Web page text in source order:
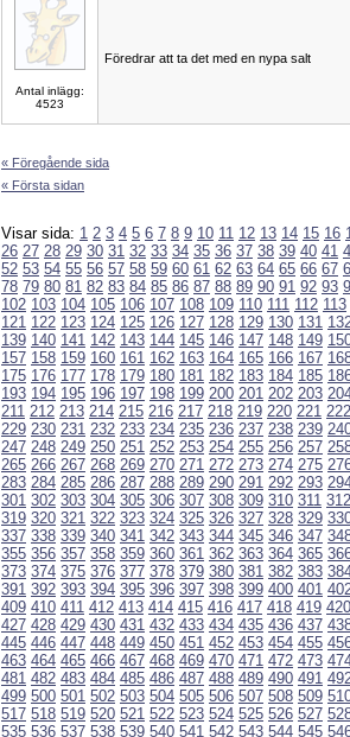
Antal inlägg:
4523
Föredrar att ta det med en nypa salt
« Föregående sida
« Första sidan
Visar sida: 1 2 3 4 5 6 7 8 9 10 11 12 13 14 15 16
26 27 28 29 30 31 32 33 34 35 36 37 38 39 40 41
52 53 54 55 56 57 58 59 60 61 62 63 64 65 66 67
78 79 80 81 82 83 84 85 86 87 88 89 90 91 92 93
102 103 104 105 106 107 108 109 110 111 112 113
121 122 123 124 125 126 127 128 129 130 131
139 140 141 142 143 144 145 146 147 148 149
157 158 159 160 161 162 163 164 165 166 167
175 176 177 178 179 180 181 182 183 184 185
193 194 195 196 197 198 199 200 201 202 203
211 212 213 214 215 216 217 218 219 220 221 222
229 230 231 232 233 234 235 236 237 238 239
247 248 249 250 251 252 253 254 255 256 257
265 266 267 268 269 270 271 272 273 274 275
283 284 285 286 287 288 289 290 291 292 293
301 302 303 304 305 306 307 308 309 310 311 312
319 320 321 322 323 324 325 326 327 328 329
337 338 339 340 341 342 343 344 345 346 347
355 356 357 358 359 360 361 362 363 364 365
373 374 375 376 377 378 379 380 381 382 383
391 392 393 394 395 396 397 398 399 400 401
409 410 411 412 413 414 415 416 417 418 419 420
427 428 429 430 431 432 433 434 435 436 437
445 446 447 448 449 450 451 452 453 454 455
463 464 465 466 467 468 469 470 471 472 473
481 482 483 484 485 486 487 488 489 490 491
499 500 501 502 503 504 505 506 507 508 509
517 518 519 520 521 522 523 524 525 526 527
535 536 537 538 539 540 541 542 543 544 545